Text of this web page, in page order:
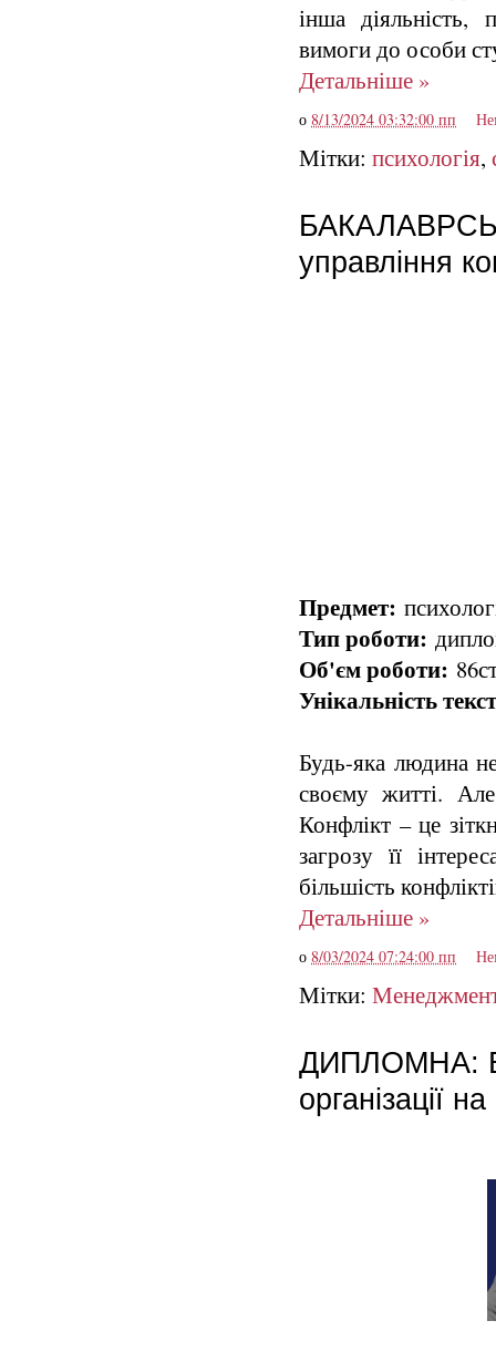
інша діяльність,
вимоги до особи
Детальніше »
о 8/13/2024 03:32:00 пп
Мітки: психологія,
управління
Предмет:
Тип роботи:
Об'єм роботи:
Унікальність
Будь-яка людина
своєму житті.
Конфлікт – це
загрозу її
більшість
Детальніше »
о 8/03/2024 07:24:00 пп
Мітки:
ДИПЛОМНА:
організації